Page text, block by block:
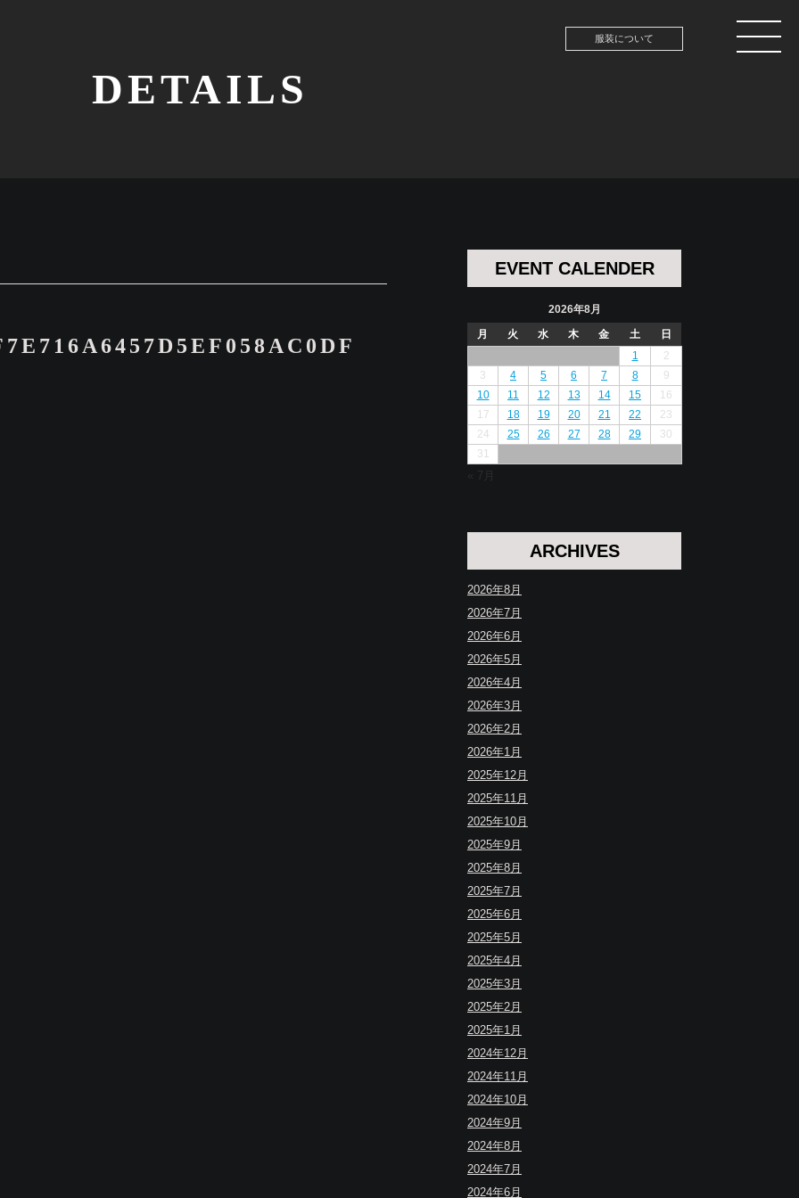
服装について
DETAILS
EVENT CALENDER
2026年8月
月
火 水 木 金 土
日
1
2
3
4 5 6 7 8
9
10
11 12 13 14 15
16
17
18 19 20 21 22
23
24
25 26 27 28 29
30
31
« 7月
ARCHIVES
2026年8月
2026年7月
2026年6月
2026年5月
2026年4月
2026年3月
2026年2月
2026年1月
2025年12月
2025年11月
2025年10月
2025年9月
2025年8月
2025年7月
2025年6月
2025年5月
2025年4月
2025年3月
2025年2月
2025年1月
2024年12月
2024年11月
2024年10月
2024年9月
2024年8月
2024年7月
2024年6月